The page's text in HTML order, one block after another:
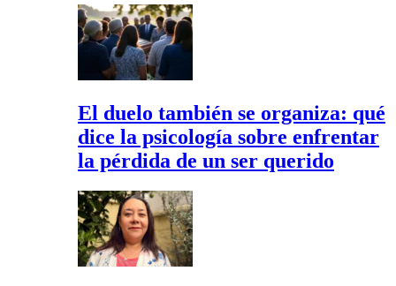
El duelo también se organiza: qué
dice la psicología sobre enfrentar
la pérdida de un ser querido